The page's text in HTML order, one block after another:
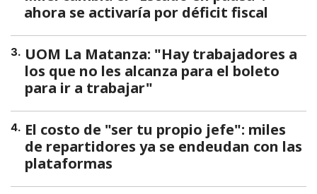
ahora se activaría por déficit fiscal
3. UOM La Matanza: "Hay trabajadores a
los que no les alcanza para el boleto
para ir a trabajar"
4. El costo de "ser tu propio jefe": miles
de repartidores ya se endeudan con las
plataformas